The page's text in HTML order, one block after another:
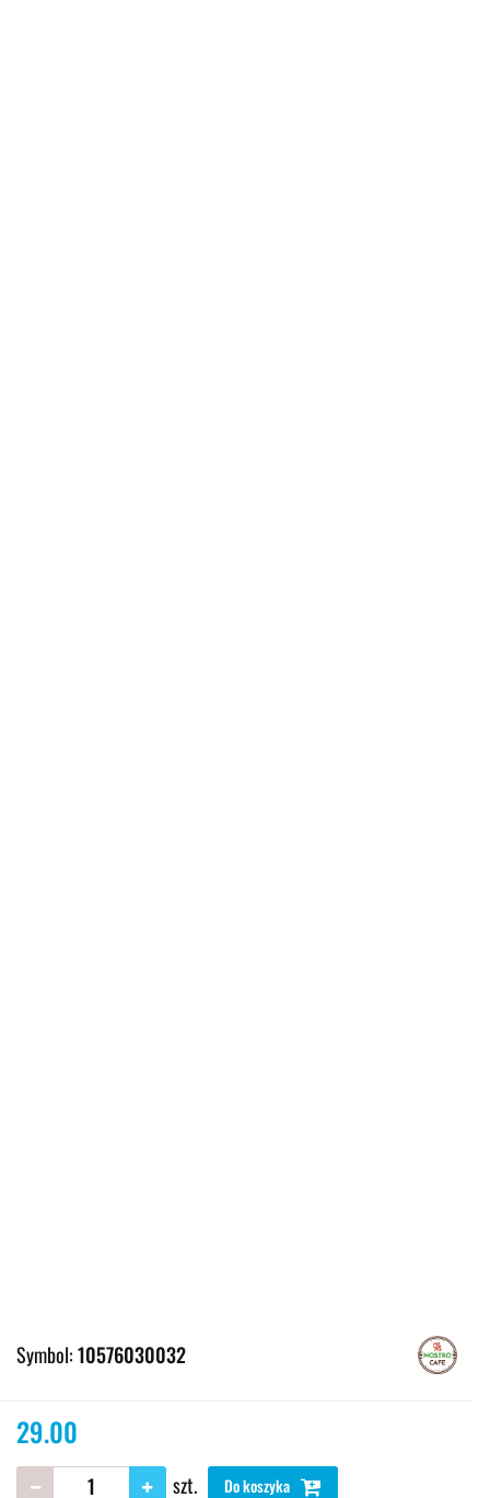
Symbol:10576030032
29.00
szt. Do koszyka